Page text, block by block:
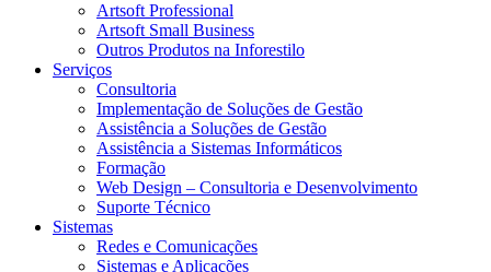
Artsoft Professional
Artsoft Small Business
Outros Produtos na Inforestilo
Serviços
Consultoria
Implementação de Soluções de Gestão
Assistência a Soluções de Gestão
Assistência a Sistemas Informáticos
Formação
Web Design – Consultoria e Desenvolvimento
Suporte Técnico
Sistemas
Redes e Comunicações
Sistemas e Aplicações